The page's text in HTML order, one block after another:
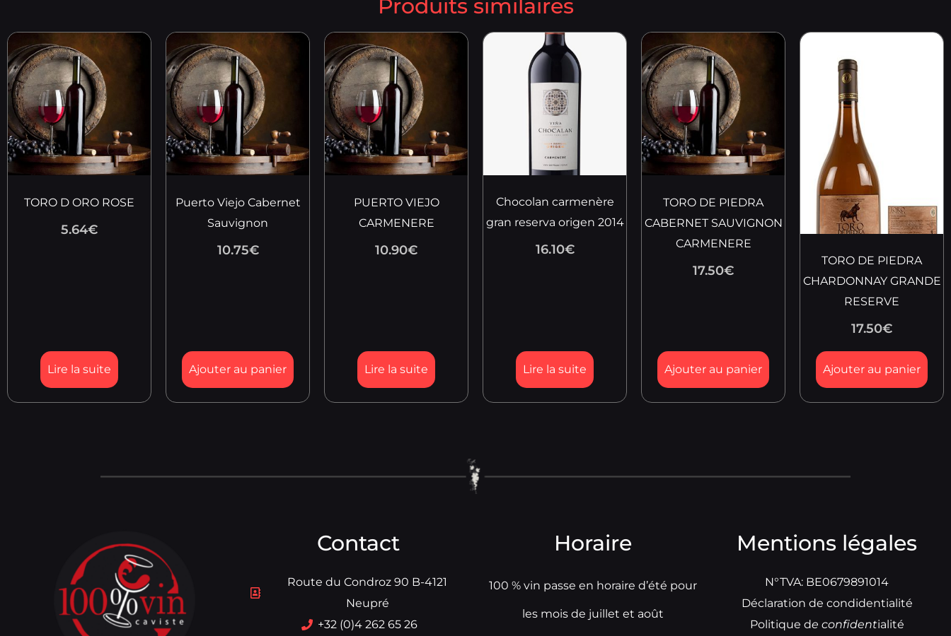
Produits similaires
TORO D ORO ROSE
5.64€
Lire la suite
Puerto Viejo Cabernet
Sauvignon
10.75€
Ajouter au panier
PUERTO VIEJO
CARMENERE
10.90€
Lire la suite
Chocolan carmenère
gran reserva origen 2014
16.10€
Lire la suite
TORO DE PIEDRA
CABERNET SAUVIGNON
CARMENERE
17.50€
Ajouter au panier
TORO DE PIEDRA
CHARDONNAY GRANDE
RESERVE
17.50€
Ajouter au panier
Contact
Route du Condroz 90 B-4121
Neupré
+32 (0)4 262 65 26
Horaire
100 % vin passe en horaire d’été pour
les mois de juillet et août
Mentions légales
N°TVA: BE0679891014
Déclaration de condidentialité
Politique de confidentialité